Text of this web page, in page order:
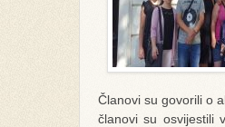
Članovi su govorili o
članovi su osvijestili